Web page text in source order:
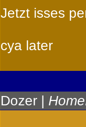
Jetzt isses
cya later
Dozer|